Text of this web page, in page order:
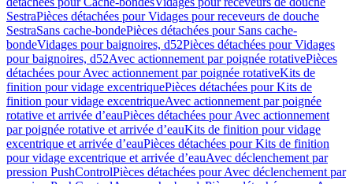
SestraPièces détachées pour Vidages pour receveurs de douche
SestraSans cache-bondePièces détachées pour Sans cache-
bondeVidages pour baignoires, d52Pièces détachées pour Vidages
pour baignoires, d52Avec actionnement par poignée rotativePièces
détachées pour Avec actionnement par poignée rotativeKits de
finition pour vidage excentriquePièces détachées pour Kits de
finition pour vidage excentriqueAvec actionnement par poignée
rotative et arrivée d’eauPièces détachées pour Avec actionnement
par poignée rotative et arrivée d’eauKits de finition pour vidage
excentrique et arrivée d’eauPièces détachées pour Kits de finition
pour vidage excentrique et arrivée d’eauAvec déclenchement par
pression PushControlPièces détachées pour Avec déclenchement par